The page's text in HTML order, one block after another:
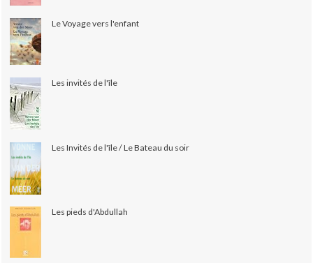
Le Voyage vers l'enfant
Les invités de l'île
Les Invités de l'île / Le Bateau du soir
Les pieds d'Abdullah